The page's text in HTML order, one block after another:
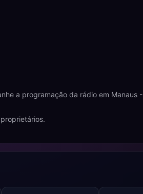
a programação da rádio em Manaus -